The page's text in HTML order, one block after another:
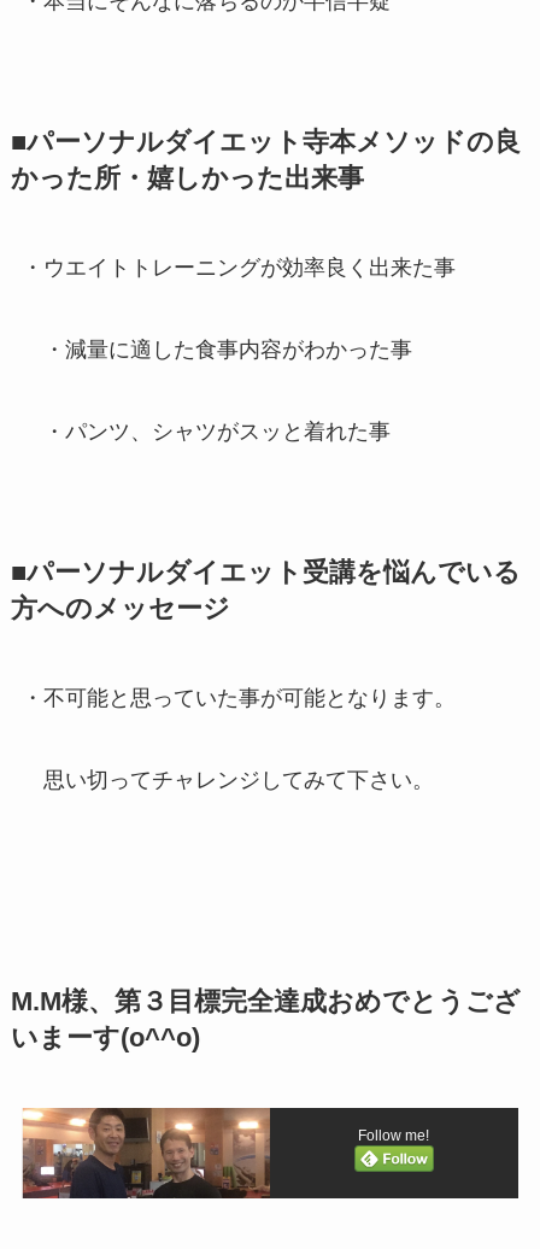
■パーソナルダイエット寺本メソッドの良
かった所・嬉しかった出来事
・ウエイトトレーニングが効率良く出来た事
・減量に適した食事内容がわかった事
・パンツ、シャツがスッと着れた事
■パーソナルダイエット受講を悩んでいる
方へのメッセージ
・不可能と思っていた事が可能となります。
思い切ってチャレンジしてみて下さい。
M.M様、第３目標完全達成おめでとうござ
いまーす(o^^o)
Follow me!